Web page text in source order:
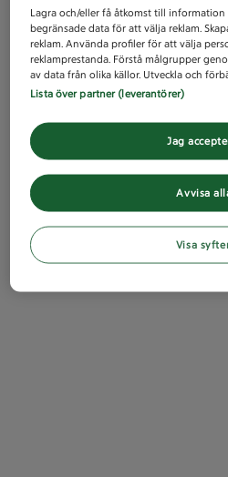
Lagra och/eller få åtkomst till
begränsade data för att välja reklam.
reklam. Använda profiler för att välja
reklamprestanda. Förstå målgrupper
av data från olika källor. Utveckla och
Lista över partner (leverantörer)
Avvisa
Jag
Visa